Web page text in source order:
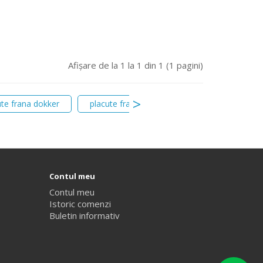
Afişare de la 1 la 1 din 1 (1 pagini)
frana dokker placute frana megane 4
Contul meu
Contul meu
Istoric comenzi
Buletin informativ